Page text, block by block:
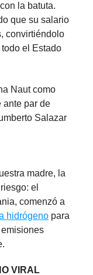
la batuta.
que su salario
convirtiéndolo
el Estado
Naut como
ante par de
Salazar
madre, la
el
comenzó a
hidrógeno para
VIRAL